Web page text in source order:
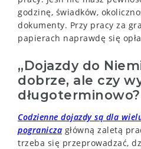
godzinę, świadków,
dokumenty. Przy pracy za
papierach naprawdę się
„Dojazdy do
dobrze, ale czy
Codzienne dojazdy są dla
pogranicza główną zaletą
trzeba się przeprowadzać,